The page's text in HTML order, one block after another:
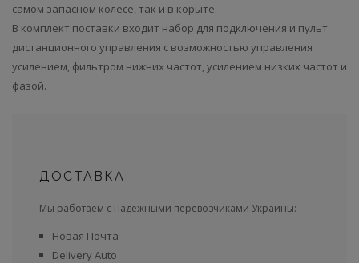
самом запасном колесе, так и в корыте.
В комплект поставки входит набор для подключения и пульт
дистанционного управления с возможностью управления
усилением, фильтром нижних частот, усилением низких частот и
фазой.
ДОСТАВКА
Мы работаем с надежными перевозчиками Украины:
Новая Почта
Delivery Auto